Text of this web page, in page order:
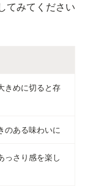
てみてください
きめに切ると存
のある味わいに
っさり感を楽し